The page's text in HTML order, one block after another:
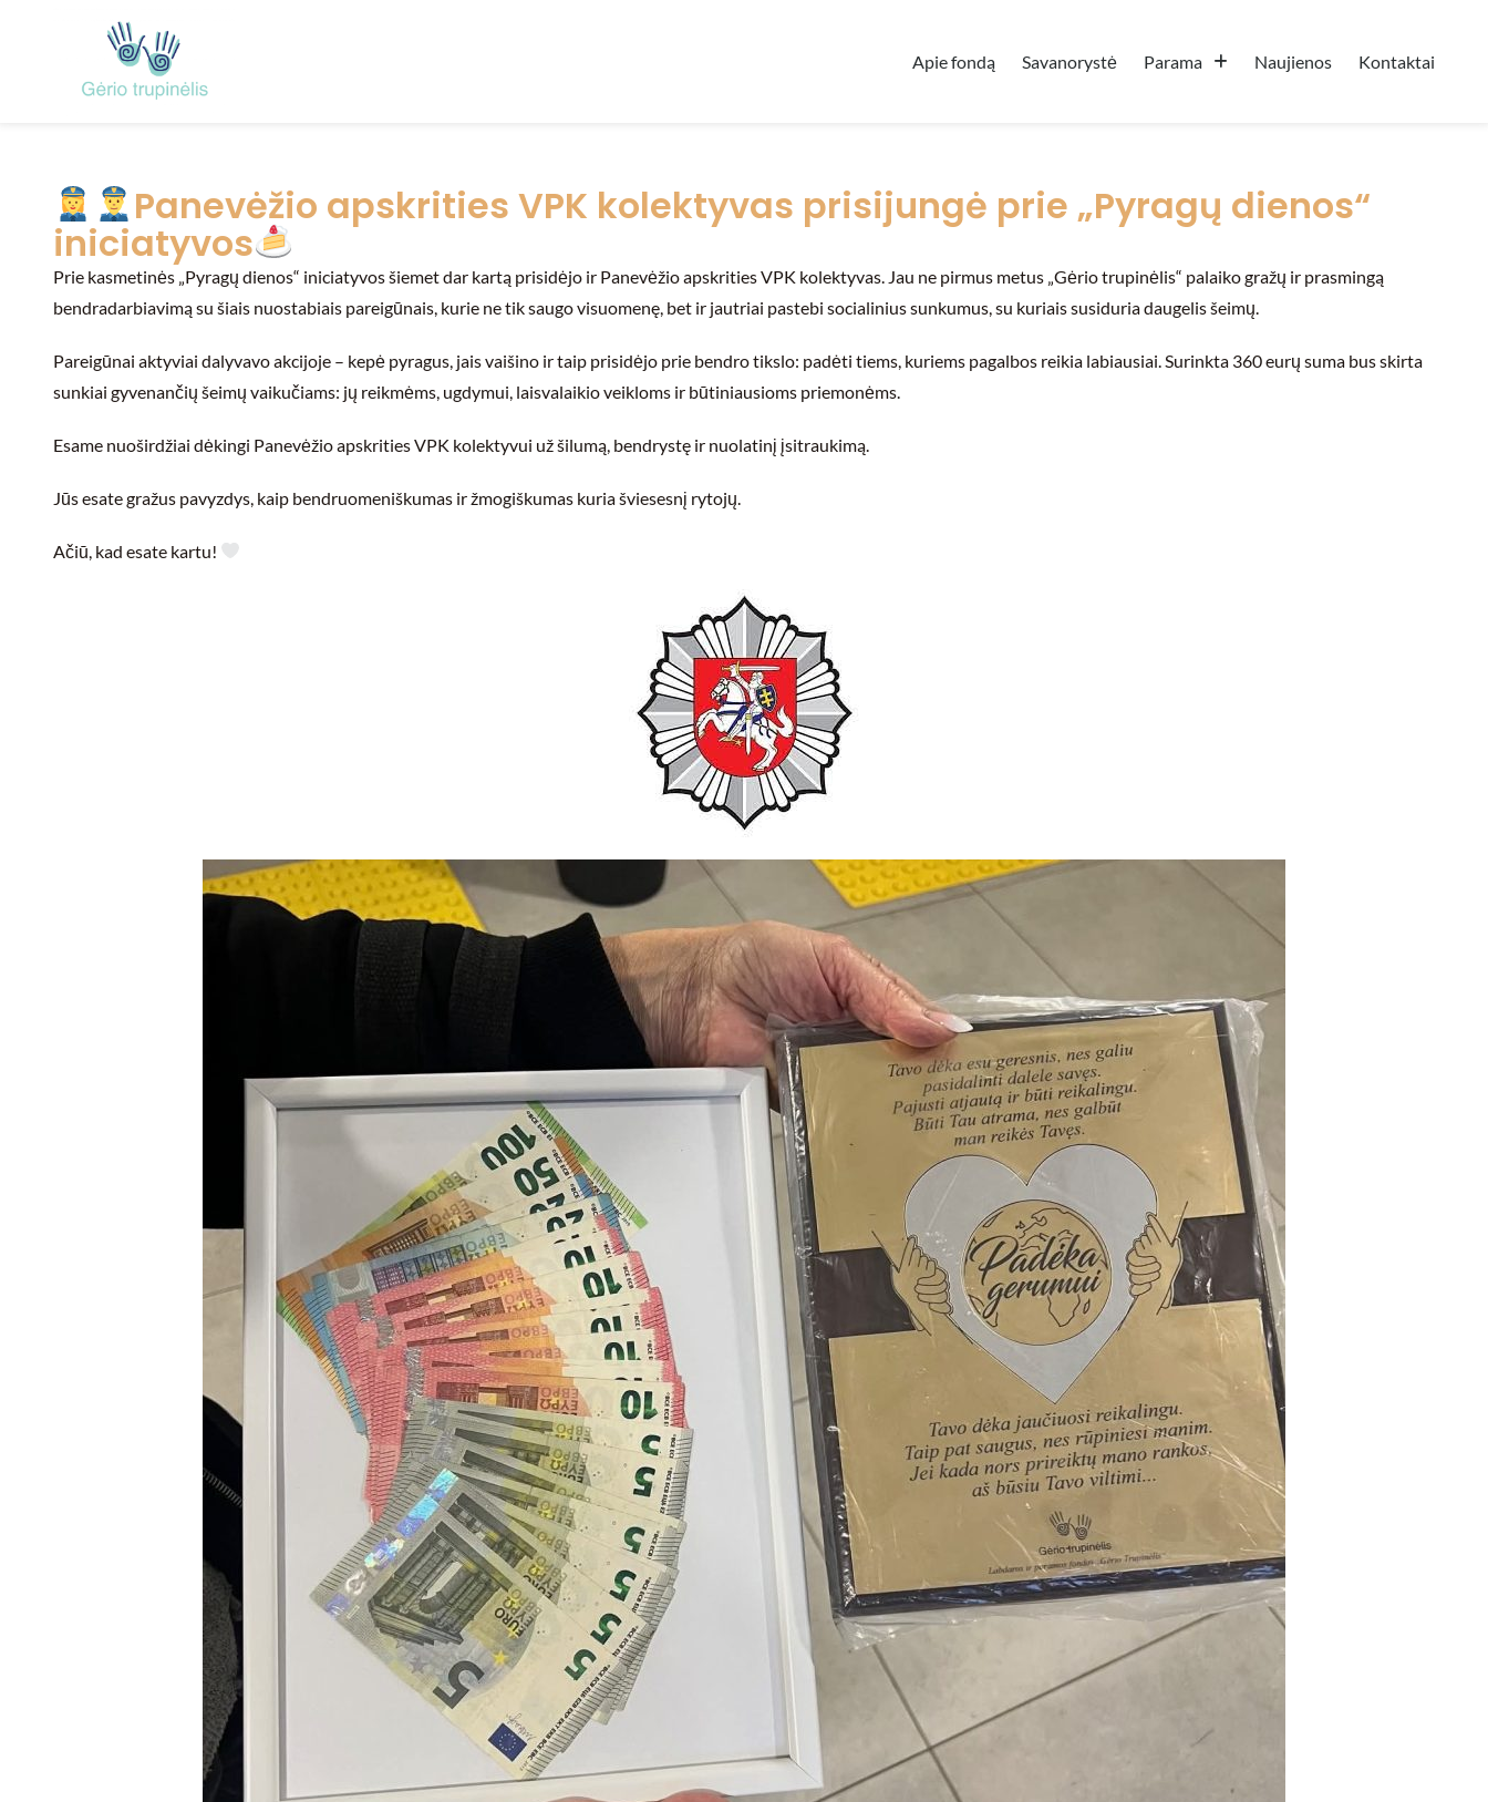
Apie fondą Savanorystė Parama Naujienos Kontaktai
Panevėžio apskrities VPK kolektyvas prisijungė prie „Pyragų dienos“
iniciatyvos
Prie kasmetinės „Pyragų dienos“ iniciatyvos šiemet dar kartą prisidėjo ir Panevėžio apskrities VPK kolektyvas. Jau ne pirmus metus „Gėrio trupinėlis“ palaiko gražų ir prasmingą
bendradarbiavimą su šiais nuostabiais pareigūnais, kurie ne tik saugo visuomenę, bet ir jautriai pastebi socialinius sunkumus, su kuriais susiduria daugelis šeimų.
Pareigūnai aktyviai dalyvavo akcijoje – kepė pyragus, jais vaišino ir taip prisidėjo prie bendro tikslo: padėti tiems, kuriems pagalbos reikia labiausiai. Surinkta 360 eurų suma bus skirta
sunkiai gyvenančių šeimų vaikučiams: jų reikmėms, ugdymui, laisvalaikio veikloms ir būtiniausioms priemonėms.
Esame nuoširdžiai dėkingi Panevėžio apskrities VPK kolektyvui už šilumą, bendrystę ir nuolatinį įsitraukimą.
Jūs esate gražus pavyzdys, kaip bendruomeniškumas ir žmogiškumas kuria šviesesnį rytojų.
Ačiū, kad esate kartu!